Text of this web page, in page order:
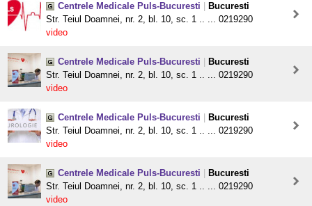
Centrele Medicale Puls-Bucuresti
Bucuresti
Str. Teiul Doamnei, nr. 2, bl. 10, sc. 1 .. ... 0219290
video
Centrele Medicale Puls-Bucuresti
Bucuresti
Str. Teiul Doamnei, nr. 2, bl. 10, sc. 1 .. ... 0219290
video
Centrele Medicale Puls-Bucuresti
Bucuresti
Str. Teiul Doamnei, nr. 2, bl. 10, sc. 1 .. ... 0219290
video
Centrele Medicale Puls-Bucuresti
Bucuresti
Str. Teiul Doamnei, nr. 2, bl. 10, sc. 1 .. ... 0219290
video